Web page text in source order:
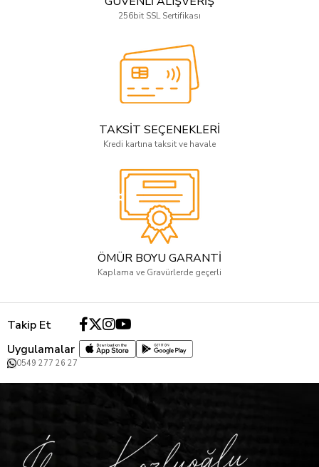
256bit SSL Sertifikası
TAKSİT SEÇENEKLERİ
Kredi kartına taksit ve havale
ÖMÜR BOYU GARANTİ
Kaplama ve Gravürlerde geçerli
Takip Et
Uygulamalar
0549 277 26 27